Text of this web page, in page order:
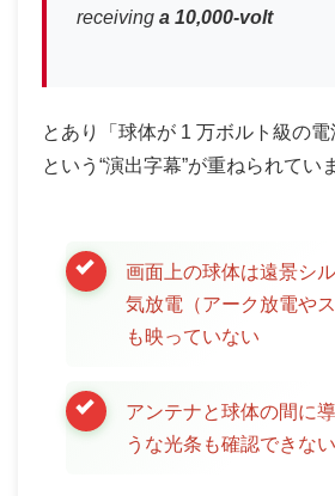
receiving a 10,000-volt
とあり「球体が 1 万ボルト級の電
という“演出字幕”が重ねられてい
画面上の球体は遠景シ
気放電（アーク放電や
も映っていない
アンテナと球体の間に
うな光条も確認できない